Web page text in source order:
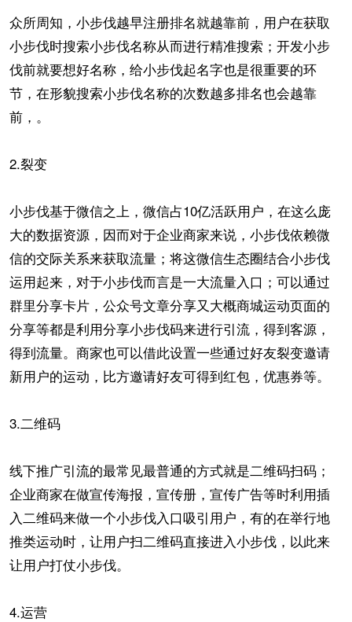
众所周知，小步伐越早注册排名就越靠前，用户在获取
小步伐时搜索小步伐名称从而进行精准搜索；开发小步
伐前就要想好名称，给小步伐起名字也是很重要的环
节，在形貌搜索小步伐名称的次数越多排名也会越靠
前，。
2.裂变
小步伐基于微信之上，微信占10亿活跃用户，在这么庞
大的数据资源，因而对于企业商家来说，小步伐依赖微
信的交际关系来获取流量；将这微信生态圈结合小步伐
运用起来，对于小步伐而言是一大流量入口；可以通过
群里分享卡片，公众号文章分享又大概商城运动页面的
分享等都是利用分享小步伐码来进行引流，得到客源，
得到流量。商家也可以借此设置一些通过好友裂变邀请
新用户的运动，比方邀请好友可得到红包，优惠券等。
3.二维码
线下推广引流的最常见最普通的方式就是二维码扫码；
企业商家在做宣传海报，宣传册，宣传广告等时利用插
入二维码来做一个小步伐入口吸引用户，有的在举行地
推类运动时，让用户扫二维码直接进入小步伐，以此来
让用户打仗小步伐。
4.运营